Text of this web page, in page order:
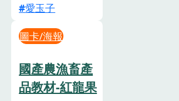
愛玉子
圖卡/海報
國產農漁畜產
品教材-紅龍果